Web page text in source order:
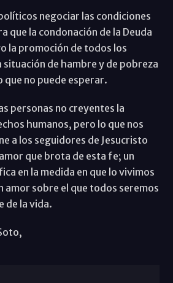
negociar las condiciones
que la condonación de la Deuda
la promoción de todos los
situación de hambre y de pobreza
que no puede esperar.
personas no creyentes la
humanos, pero lo que nos
a los seguidores de Jesucristo
que brota de esta fe; un
en la medida en que lo vivimos
amor sobre el que todos seremos
de la vida.